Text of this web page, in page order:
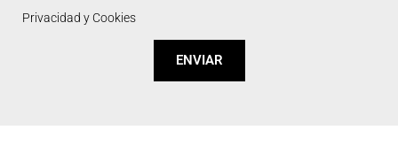
Privacidad y Cookies
ENVIAR